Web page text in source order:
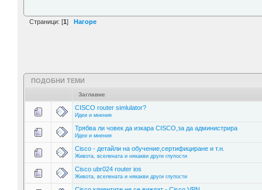
Страници: [1] Нагоре
ПОДОБНИ ТЕМИ
Заглавие
CISCO router simlulator?
Идеи и мнения
Трябва ли човек да изкара CISCO,за да администрира
Идеи и мнения
Cisco - детайли на обучение,сертифициране и т.н.
Живота, вселената и някакви други глупости
Cisco ubr024 router ios
Живота, вселената и някакви други глупости